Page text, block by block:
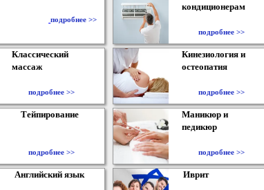
подробнее >>
кондиционерам
подробнее >>
Классический
массаж
подробнее >>
Кинезиология и
остеопатия
подробнее >>
Тейпирование
подробнее >>
Маникюр и
педикюр
подробнее >>
Английский язык Иврит